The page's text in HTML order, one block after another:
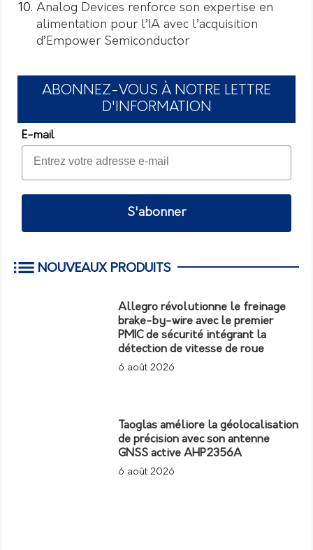
Analog Devices renforce son expertise en
alimentation pour l’IA avec l’acquisition
d’Empower Semiconductor
ABONNEZ-VOUS À NOTRE LETTRE
D'INFORMATION
E-mail
S'abonner
NOUVEAUX PRODUITS
Allegro révolutionne le freinage
brake-by-wire avec le premier
PMIC de sécurité intégrant la
détection de vitesse de roue
6 août 2026
Taoglas améliore la géolocalisation
de précision avec son antenne
GNSS active AHP2356A
6 août 2026